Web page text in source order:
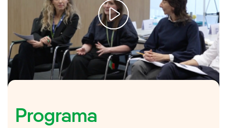
Primeira edição do Programa de Liderança Transformacional.
Programa